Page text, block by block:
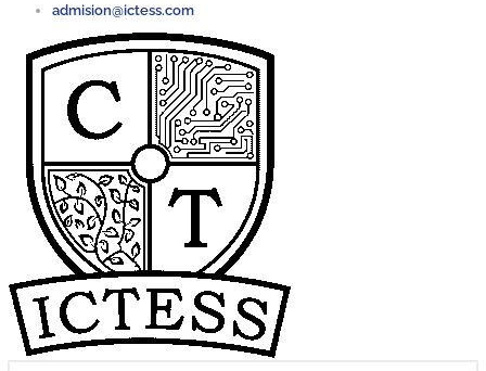
admision@ictess.com